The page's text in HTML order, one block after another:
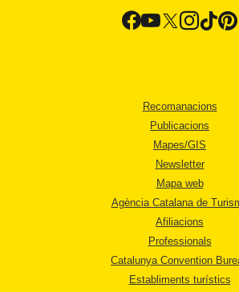
Recomanacions
Publicacions
Mapes/GIS
Newsletter
Mapa web
Agència Catalana de
Afiliacions
Professionals
Catalunya Convention
Establiments turístics